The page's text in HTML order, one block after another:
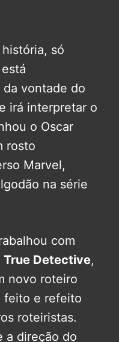
só
vontade do
irá interpretar o
o Oscar
rosto
Marvel,
na série
com
True Detective,
novo roteiro
feito e refeito
roteiristas.
a direção do